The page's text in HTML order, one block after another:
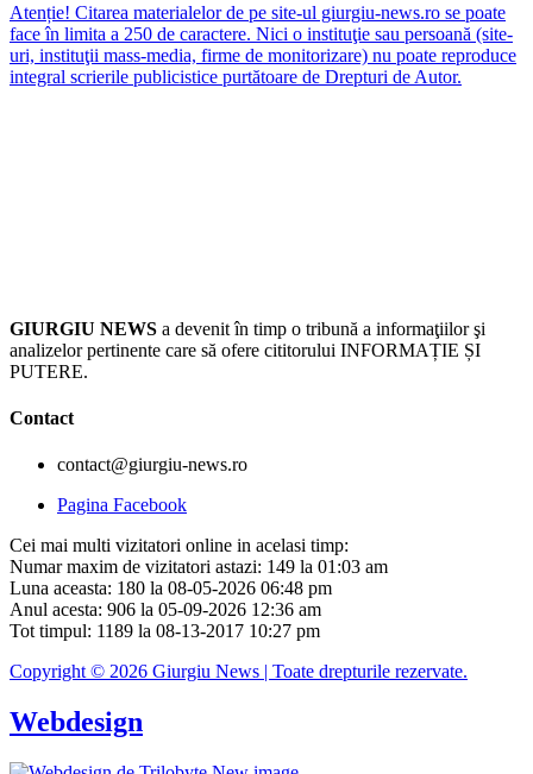
Atenție! Citarea materialelor de pe site-ul giurgiu-news.ro se poate
face în limita a 250 de caractere. Nici o instituţie sau persoană (site-
uri, instituţii mass-media, firme de monitorizare) nu poate reproduce
integral scrierile publicistice purtătoare de Drepturi de Autor.
GIURGIU NEWS a devenit în timp o tribună a informaţiilor şi
analizelor pertinente care să ofere cititorului INFORMAȚIE ȘI
PUTERE.
Contact
contact@giurgiu-news.ro
Pagina Facebook
Cei mai multi vizitatori online in acelasi timp:
Numar maxim de vizitatori astazi: 149 la 01:03 am
Luna aceasta: 180 la 08-05-2026 06:48 pm
Anul acesta: 906 la 05-09-2026 12:36 am
Tot timpul: 1189 la 08-13-2017 10:27 pm
Copyright © 2026 Giurgiu News | Toate drepturile rezervate.
Webdesign